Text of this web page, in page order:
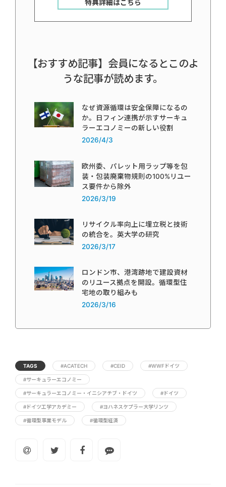
特典詳細はこちら
【おすすめ記事】会員になるとこのよ
うな記事が読めます。
なぜ資源循環は安全保障になるの
か。日フィン連携が示すサーキュ
ラーエコノミーの新しい役割
2026/4/3
欧州委、パレット用ラップ等を包
装・包装廃棄物規則の100%リユー
ス要件から除外
2026/3/19
リサイクル率向上に埋立税と技術
の統合を。英大学の研究
2026/3/17
ロンドン市、港湾跡地で建設資材
のリユース拠点を開設。循環型住
宅地の取り組みも
2026/3/16
TAGS #ACATECH #CEID #WWFドイツ
#サーキュラーエコノミー
#サーキュラーエコノミー・イニシアチブ・ドイツ #ドイツ
#ドイツ工学アカデミー #ヨハネスケプラー大学リンツ
#循環型事業モデル #循環型経済